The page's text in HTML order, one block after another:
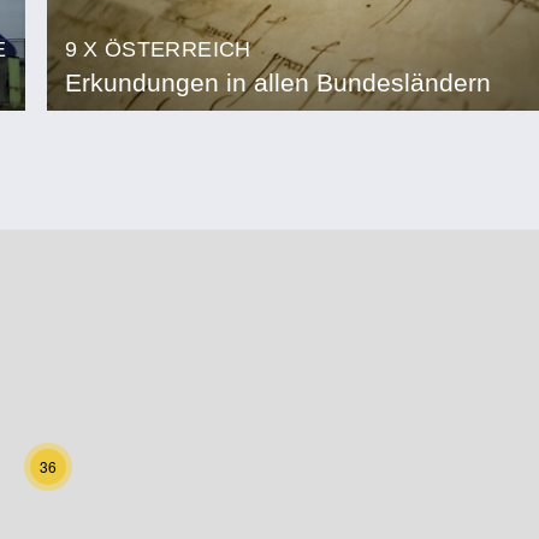
9 X ÖSTERREICH
Erkundungen in allen Bundesländern
36